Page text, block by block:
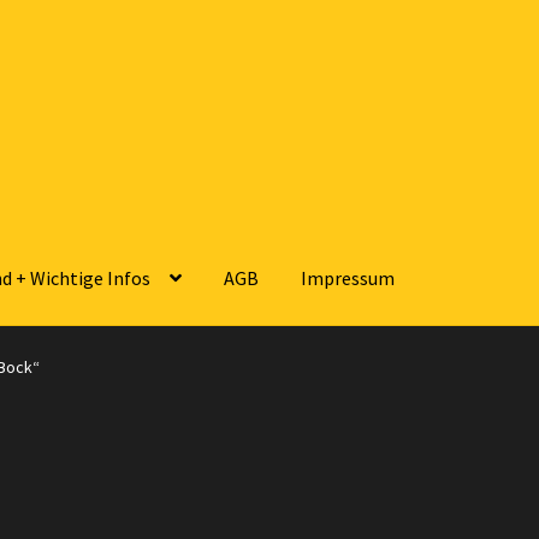
+ Wichtige Infos AGB Impressum
Zahlungsarten